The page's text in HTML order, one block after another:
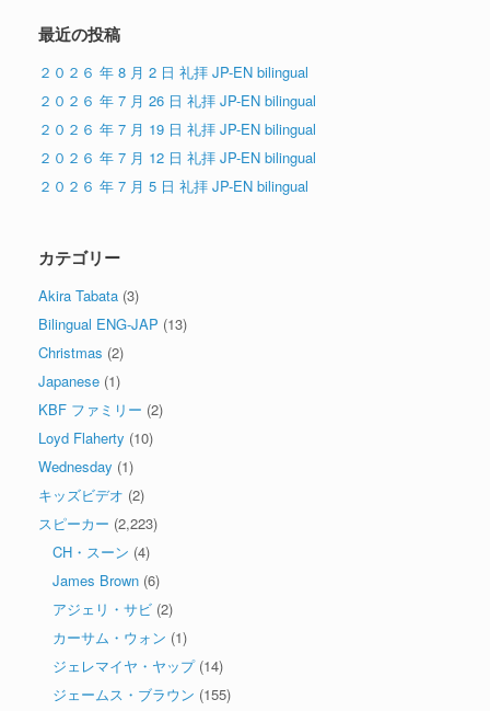
最近の投稿
２０２６ 年 8 月 2 日 礼拝 JP-EN bilingual
２０２６ 年 7 月 26 日 礼拝 JP-EN bilingual
２０２６ 年 7 月 19 日 礼拝 JP-EN bilingual
２０２６ 年 7 月 12 日 礼拝 JP-EN bilingual
２０２６ 年 7 月 5 日 礼拝 JP-EN bilingual
カテゴリー
Akira Tabata (3)
Bilingual ENG-JAP (13)
Christmas (2)
Japanese (1)
KBF ファミリー (2)
Loyd Flaherty (10)
Wednesday (1)
キッズビデオ (2)
スピーカー (2,223)
CH・スーン (4)
James Brown (6)
アジェリ・サビ (2)
カーサム・ウォン (1)
ジェレマイヤ・ヤップ(14)
ジェームス・ブラウン (155)